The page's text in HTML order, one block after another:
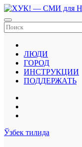
Перейти
к
содержанию
ЛЮДИ
ГОРОД
ИНСТРУКЦИИ
ПОДДЕРЖАТЬ
Ўзбек тилида